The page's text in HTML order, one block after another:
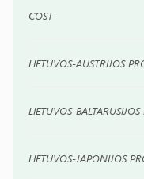
COST
LIETUVOS-AUSTRIJOS
LIETUVOS-BALTARUSIJOS
LIETUVOS-JAPONIJOS